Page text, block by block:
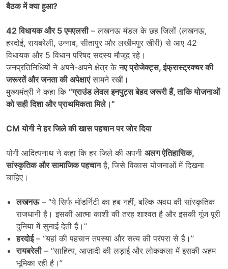
बैठक में क्या हुआ?
42विधायक और 5एमएलसी– लखनऊ मंडल के छह जिलों (लखनऊ,
हरदोई, रायबरेली, उन्नाव, सीतापुर और लखीमपुर खीरी) से आए 42
विधायक और 5 विधान परिषद सदस्य मौजूद रहे।
जनप्रतिनिधियों ने अपने-अपने क्षेत्र केनए प्रोजेक्ट्स,इंफ्रास्ट्रक्चर की
जरूरतें और जनता की अपेक्षाएंसामने रखीं।
मुख्यमंत्री ने कहा कि “ग्राउंड लेवल इनपुट्स बेहद जरूरी हैं,ताकि योजनाओं
को सही दिशा और प्राथमिकता मिले।”
CMयोगी ने हर जिले की खास पहचान पर जोर दिया
योगी आदित्यनाथ ने कहा कि हर जिले की अपनी अलग ऐतिहासिक,
सांस्कृतिक और सामाजिक पहचानहै, जिसे विकास योजनाओं में दिखना
चाहिए।
लखनऊ– “ये सिर्फ मॉडर्निटी का हब नहीं, बल्कि अवध की सांस्कृतिक
राजधानी है। इसकी आत्मा काशी की तरह शाश्वत है और इसकी गूंज पूरी
दुनिया में सुनाई देती है।”
हरदोई– “यहां की पहचान तपस्या और सत्य की परंपरा से है।”
रायबरेली– “साहित्य, आज़ादी की लड़ाई और लोककला में इसकी अहम
भूमिका रही है।”